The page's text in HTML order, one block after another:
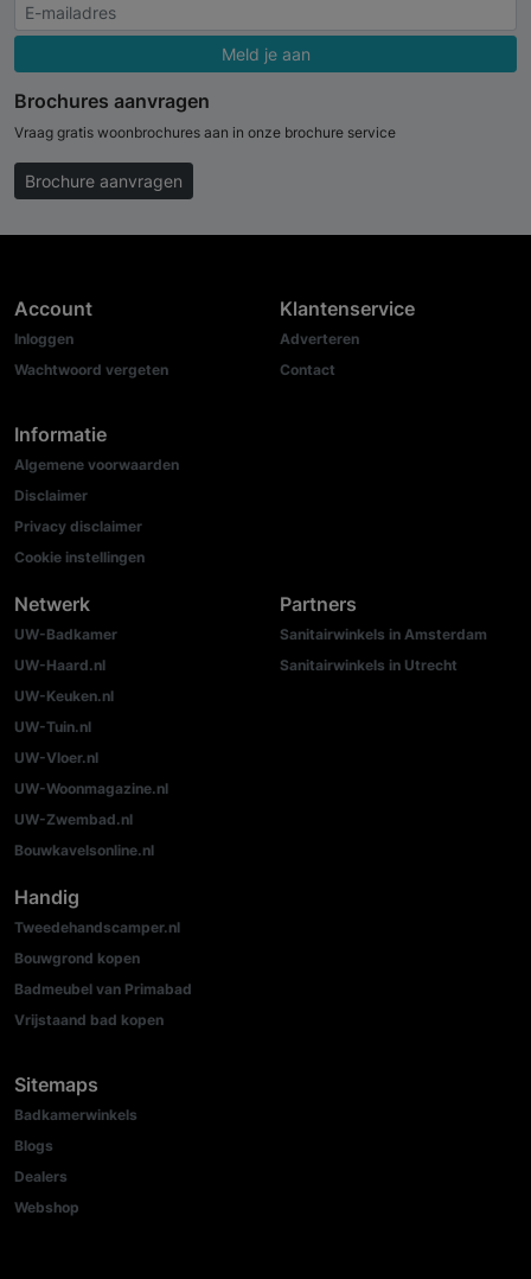
Meld je aan
Brochures aanvragen
Vraag gratis woonbrochures aan in onze brochure service
Brochure aanvragen
Account
Inloggen
Wachtwoord vergeten
Informatie
Algemene voorwaarden
Disclaimer
Privacy disclaimer
Cookie instellingen
Klantenservice
Adverteren
Contact
Netwerk
UW-Badkamer
UW-Haard.nl
UW-Keuken.nl
UW-Tuin.nl
UW-Vloer.nl
UW-Woonmagazine.nl
UW-Zwembad.nl
Bouwkavelsonline.nl
Partners
Sanitairwinkels in Amsterdam
Sanitairwinkels in Utrecht
Handig
Tweedehandscamper.nl
Bouwgrond kopen
Badmeubel van Primabad
Vrijstaand bad kopen
Sitemaps
Badkamerwinkels
Blogs
Dealers
Webshop